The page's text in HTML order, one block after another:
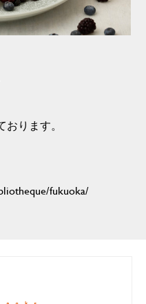
ります。
fukuoka/